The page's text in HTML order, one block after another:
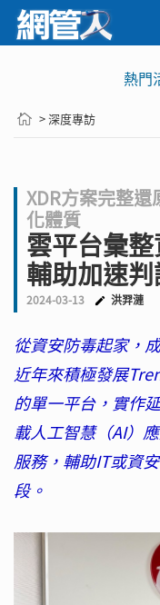
熱門
> 深度專訪
XDR方案完整
化體質
雲平台彙
輔助加速
2024-03-13 洪羿漣
從資安防毒起家，
近年來積極發展
的單一平台，實作
載人工智慧（AI）
服務，輔助IT或資
段。